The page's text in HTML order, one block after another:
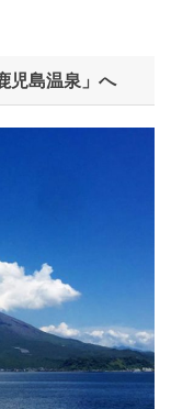
児島温泉」へ